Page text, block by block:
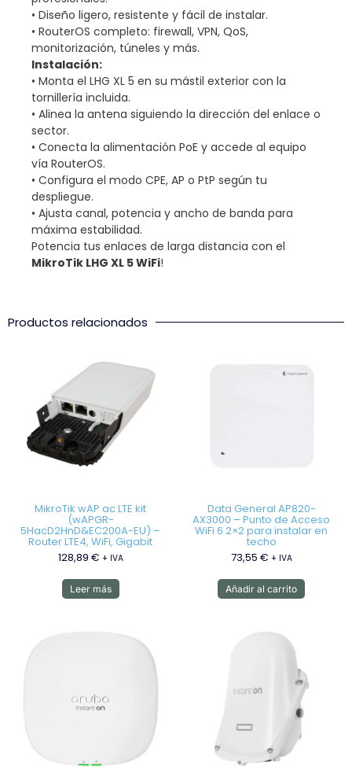
• Diseño ligero, resistente y fácil de instalar.
• RouterOS completo: firewall, VPN, QoS,
monitorización, túneles y más.
Instalación:
• Monta el LHG XL 5 en su mástil exterior con la
tornillería incluida.
• Alinea la antena siguiendo la dirección del enlace o
sector.
• Conecta la alimentación PoE y accede al equipo
vía RouterOS.
• Configura el modo CPE, AP o PtP según tu
despliegue.
• Ajusta canal, potencia y ancho de banda para
máxima estabilidad.
Potencia tus enlaces de larga distancia con el
MikroTik LHG XL 5 WiFi!
Productos relacionados
MikroTik wAP ac LTE kit
(wAPGR-
5HacD2HnD&EC200A-EU) –
Router LTE4, WiFi, Gigabit
128,89 € + IVA
Leer más
Data General AP820-
AX3000 – Punto de Acceso
WiFi 6 2×2 para instalar en
techo
73,55 € + IVA
Añadir al carrito